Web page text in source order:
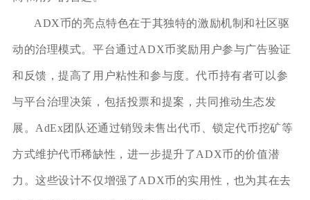
ADX币的亮点特色在于其独特的激励机制和社区驱
动的治理模式。平台通过ADX币奖励用户参与广告验证
和反馈，提高了用户粘性和参与度。代币持有者可以参
与平台治理决策，包括投票和提案，共同推动生态发
展。AdEx团队还通过销毁未售出代币、锁定代币挖矿等
方式维护代币稀缺性，进一步提升了ADX币的价值潜
力。这些设计不仅增强了ADX币的实用性，也为其在去